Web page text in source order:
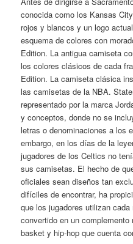
conocida como los Kansas
rojos y blancos y un logo
esquema de colores con
Edition. La antigua camiseta
los colores clásicos de cada
Edition. La camiseta clásica
las camisetas de la NBA.
representado por la marca
y conceptos, donde no se
letras o denominaciones a los
embargo, en los días de la
jugadores de los Celtics no
sus camisetas. El hecho de
oficiales sean diseños tan
difíciles de encontrar, ha
que los jugadores utilizan
convertido en un
basket y hip-hop que cuenta